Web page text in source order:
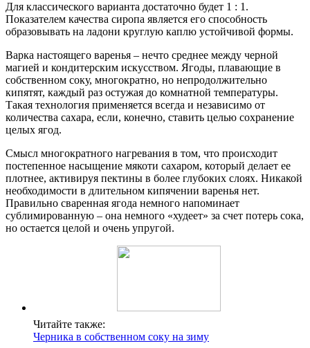
Для классического варианта достаточно будет 1 : 1.
Показателем качества сиропа является его способность
образовывать на ладони круглую каплю устойчивой формы.
Варка настоящего варенья – нечто среднее между черной
магией и кондитерским искусством. Ягоды, плавающие в
собственном соку, многократно, но непродолжительно
кипятят, каждый раз остужая до комнатной температуры.
Такая технология применяется всегда и независимо от
количества сахара, если, конечно, ставить целью сохранение
целых ягод.
Смысл многократного нагревания в том, что происходит
постепенное насыщение мякоти сахаром, который делает ее
плотнее, активируя пектины в более глубоких слоях. Никакой
необходимости в длительном кипячении варенья нет.
Правильно сваренная ягода немного напоминает
сублимированную – она немного «худеет» за счет потерь сока,
но остается целой и очень упругой.
Читайте также:
Черника в собственном соку на зиму